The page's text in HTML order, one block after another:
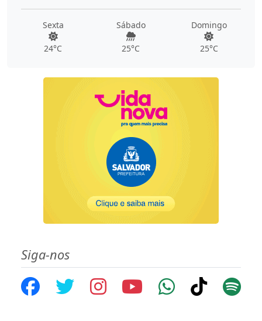
Sexta
24°C
Sábado
25°C
Domingo
25°C
Siga-nos